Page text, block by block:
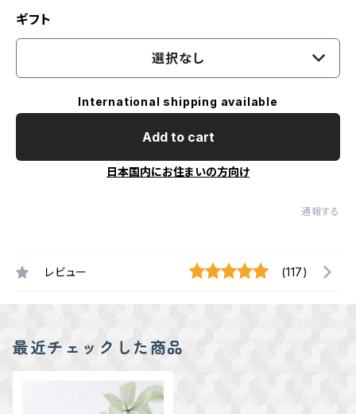
ギフト
選択なし
International shipping available
Add to cart
日本国内にお住まいの方向け
通報する
レビュー (117)
最近チェックした商品